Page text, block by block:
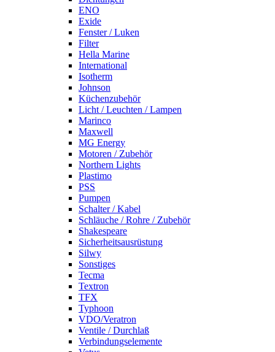
ENO
Exide
Fenster / Luken
Filter
Hella Marine
International
Isotherm
Johnson
Küchenzubehör
Licht / Leuchten / Lampen
Marinco
Maxwell
MG Energy
Motoren / Zubehör
Northern Lights
Plastimo
PSS
Pumpen
Schalter / Kabel
Schläuche / Rohre / Zubehör
Shakespeare
Sicherheitsausrüstung
Silwy
Sonstiges
Tecma
Textron
TFX
Typhoon
VDO/Veratron
Ventile / Durchlaß
Verbindungselemente